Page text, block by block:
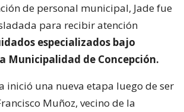
de personal municipal, Jade fue
para recibir atención
especializados bajo
Municipalidad de Concepción.
inició una nueva etapa luego de ser
Muñoz, vecino de la